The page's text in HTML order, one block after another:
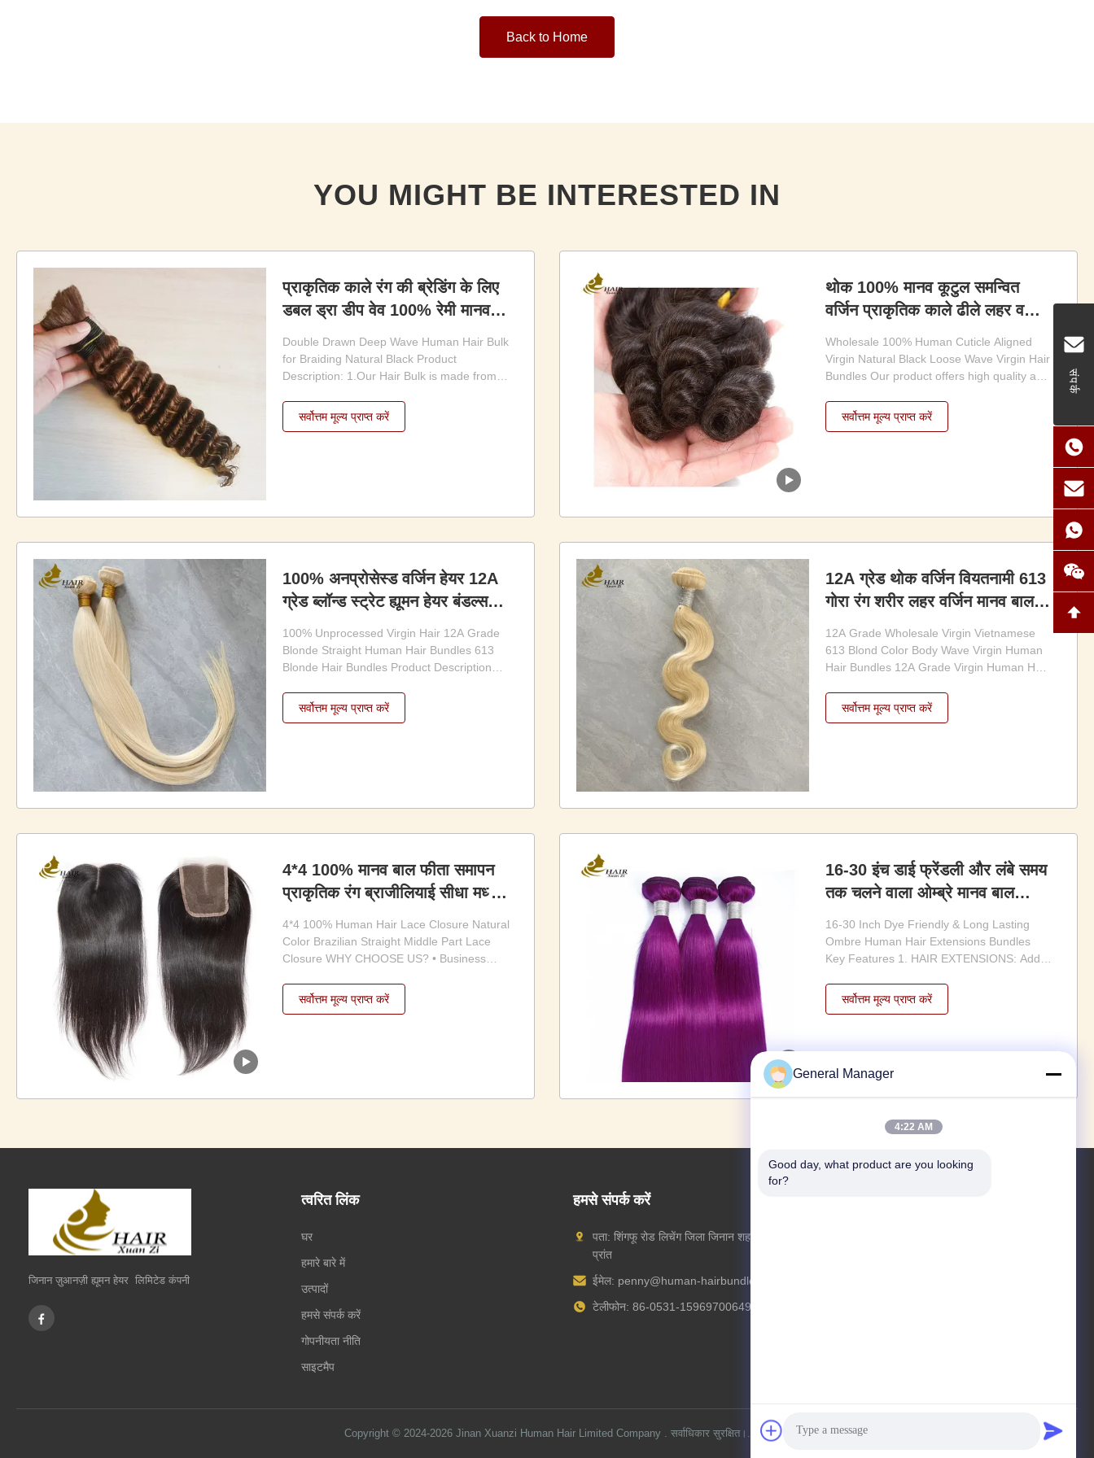
संपर्क
Back to Home
YOU MIGHT BE INTERESTED IN
प्राकृतिक काले रंग की ब्रेडिंग के लिए
डबल ड्रा डीप वेव 100% रेमी मानव
Double Drawn Deep Wave Human Hair Bulk
for Braiding Natural Black Product
Description: 1.Our Hair Bulk is made from
selected for braiding, custom wig making,
hair extensions, and other professional hair
सर्वोत्तम मूल्य प्राप्त करें
थोक 100% मानव कूटुल समन्वित
वर्जिन प्राकृतिक काले ढीले लहर वर्जिन
Wholesale 100% Human Cuticle Aligned
Virgin Natural Black Loose Wave Virgin Hair
Bundles Our product offers high quality and
selection of Indian Virgin Hair Extensions,
Brazilian Virgin Hair Bundles, and Peruvian
सर्वोत्तम मूल्य प्राप्त करें
100% अनप्रोसेस्ड वर्जिन हेयर 12A
ग्रेड ब्लॉन्ड स्ट्रेट ह्यूमन हेयर बंडल्स
100% Unprocessed Virgin Hair 12A Grade
Blonde Straight Human Hair Bundles 613
Blonde Hair Bundles Product Description
synthetic 2.Steam Processed, smooth hair
with full cuticle,no chemical 3.Can be dyed,
सर्वोत्तम मूल्य प्राप्त करें
12A ग्रेड थोक वर्जिन वियतनामी 613
गोरा रंग शरीर लहर वर्जिन मानव बाल
12A Grade Wholesale Virgin Vietnamese
613 Blond Color Body Wave Virgin Human
Hair Bundles 12A Grade Virgin Human Hair
human hair with full cuticles aligned in the
same direction to ensure a soft, smooth,
सर्वोत्तम मूल्य प्राप्त करें
4*4 100% मानव बाल फीता समापन
प्राकृतिक रंग ब्राजीलियाई सीधा मध्य
4*4 100% Human Hair Lace Closure Natural
Color Brazilian Straight Middle Part Lace
Closure WHY CHOOSE US? • Business
years of experience in hair industry.•
Delivery Quantity: Hundreds of bags/boxes
सर्वोत्तम मूल्य प्राप्त करें
16-30 इंच डाई फ्रेंडली और लंबे समय
तक चलने वाला ओम्ब्रे मानव बाल
16-30 Inch Dye Friendly & Long Lasting
Ombre Human Hair Extensions Bundles
Key Features 1. HAIR EXTENSIONS: Add
hair with our Ombre Human Hair
Extensions. 2. Colored Hair Bundles: Each
सर्वोत्तम मूल्य प्राप्त करें
जिनान ज़ुआनज़ी ह्यूमन हेयर लिमिटेड कंपनी
त्वरित लिंक
घर
हमारे बारे में
उत्पादों
हमसे संपर्क करें
गोपनीयता नीति
साइटमैप
हमसे संपर्क करें
पता: शिंगफू रोड लिचेंग जिला जिनान शहर, शेडोंग
प्रांत
ईमेल: penny@human-hairbundles.com
टेलीफोन: 86-0531-15969700649
Copyright © 2024-2026 Jinan Xuanzi Human Hair Limited Company. सर्वाधिकार सुरक्षित।.
General Manager
4:22 AM
Good day, what product are you looking
for?